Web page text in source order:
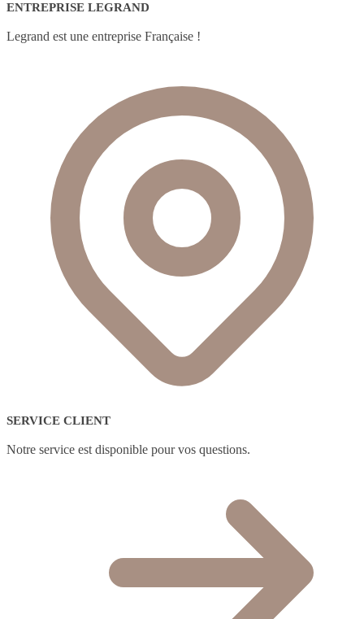
ENTREPRISE LEGRAND
Legrand est une entreprise Française !
SERVICE CLIENT
Notre service est disponible pour vos questions.